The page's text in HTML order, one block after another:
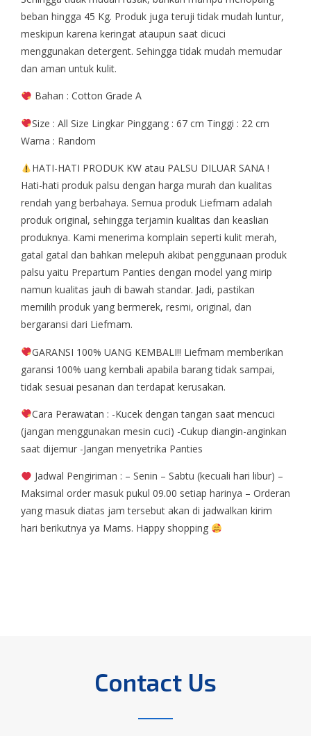
beban hingga 45 Kg. Produk juga teruji tidak mudah luntur,
meskipun karena keringat ataupun saat dicuci
menggunakan detergent. Sehingga tidak mudah memudar
dan aman untuk kulit.
Bahan : Cotton Grade A
Size : All Size Lingkar Pinggang : 67 cm Tinggi : 22 cm
Warna : Random
HATI-HATI PRODUK KW atau PALSU DILUAR SANA !
Hati-hati produk palsu dengan harga murah dan kualitas
rendah yang berbahaya. Semua produk Liefmam adalah
produk original, sehingga terjamin kualitas dan keaslian
produknya. Kami menerima komplain seperti kulit merah,
gatal gatal dan bahkan melepuh akibat penggunaan produk
palsu yaitu Prepartum Panties dengan model yang mirip
namun kualitas jauh di bawah standar. Jadi, pastikan
memilih produk yang bermerek, resmi, original, dan
bergaransi dari Liefmam.
GARANSI 100% UANG KEMBALI!! Liefmam memberikan
garansi 100% uang kembali apabila barang tidak sampai,
tidak sesuai pesanan dan terdapat kerusakan.
Cara Perawatan : -Kucek dengan tangan saat mencuci
(jangan menggunakan mesin cuci) -Cukup diangin-anginkan
saat dijemur -Jangan menyetrika Panties
Jadwal Pengiriman : – Senin – Sabtu (kecuali hari libur) –
Maksimal order masuk pukul 09.00 setiap harinya – Orderan
yang masuk diatas jam tersebut akan di jadwalkan kirim
hari berikutnya ya Mams. Happy shopping
Contact Us